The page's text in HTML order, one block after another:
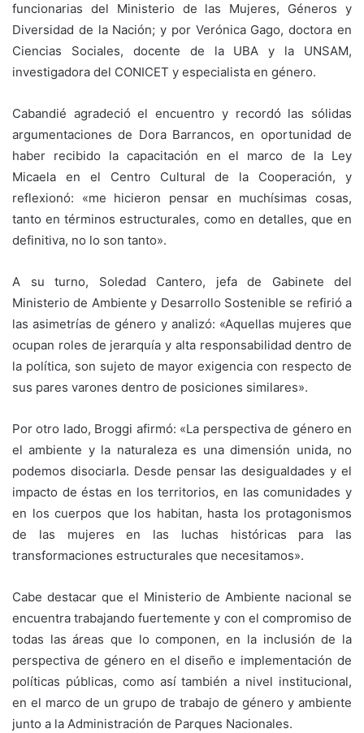
funcionarias del Ministerio de las Mujeres, Géneros y
Diversidad de la Nación; y por Verónica Gago, doctora en
Ciencias Sociales, docente de la UBA y la UNSAM,
investigadora del CONICET y especialista en género.
Cabandié agradeció el encuentro y recordó las sólidas
argumentaciones de Dora Barrancos, en oportunidad de
haber recibido la capacitación en el marco de la Ley
Micaela en el Centro Cultural de la Cooperación, y
reflexionó: «me hicieron pensar en muchísimas cosas,
tanto en términos estructurales, como en detalles, que en
definitiva, no lo son tanto».
A su turno, Soledad Cantero, jefa de Gabinete del
Ministerio de Ambiente y Desarrollo Sostenible se refirió a
las asimetrías de género y analizó: «Aquellas mujeres que
ocupan roles de jerarquía y alta responsabilidad dentro de
la política, son sujeto de mayor exigencia con respecto de
sus pares varones dentro de posiciones similares».
Por otro lado, Broggi afirmó: «La perspectiva de género en
el ambiente y la naturaleza es una dimensión unida, no
podemos disociarla. Desde pensar las desigualdades y el
impacto de éstas en los territorios, en las comunidades y
en los cuerpos que los habitan, hasta los protagonismos
de las mujeres en las luchas históricas para las
transformaciones estructurales que necesitamos».
Cabe destacar que el Ministerio de Ambiente nacional se
encuentra trabajando fuertemente y con el compromiso de
todas las áreas que lo componen, en la inclusión de la
perspectiva de género en el diseño e implementación de
políticas públicas, como así también a nivel institucional,
en el marco de un grupo de trabajo de género y ambiente
junto a la Administración de Parques Nacionales.